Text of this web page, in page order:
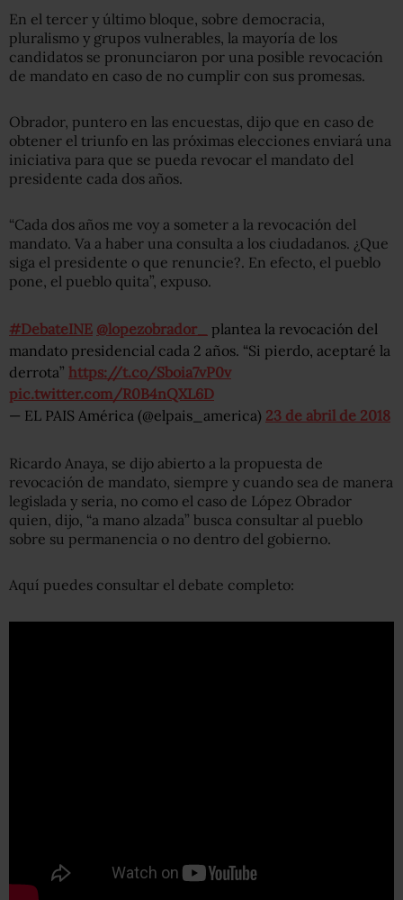
En el tercer y último bloque, sobre democracia,
pluralismo y grupos vulnerables, la mayoría de los
candidatos se pronunciaron por una posible revocación
de mandato en caso de no cumplir con sus promesas.
Obrador, puntero en las encuestas, dijo que en caso de
obtener el triunfo en las próximas elecciones enviará una
iniciativa para que se pueda revocar el mandato del
presidente cada dos años.
“Cada dos años me voy a someter a la revocación del
mandato. Va a haber una consulta a los ciudadanos. ¿Que
siga el presidente o que renuncie?. En efecto, el pueblo
pone, el pueblo quita”, expuso.
#DebateINE @lopezobrador_
plantea la revocación del
mandato presidencial cada 2 años. “Si pierdo, aceptaré la
derrota” https://t.co/Sboia7vP0v
pic.twitter.com/R0B4nQXL6D
— EL PAIS América (@elpais_america) 23 de abril de 2018
Ricardo Anaya, se dijo abierto a la propuesta de
revocación de mandato, siempre y cuando sea de manera
legislada y seria, no como el caso de López Obrador
quien, dijo, “a mano alzada” busca consultar al pueblo
sobre su permanencia o no dentro del gobierno.
Aquí puedes consultar el debate completo: